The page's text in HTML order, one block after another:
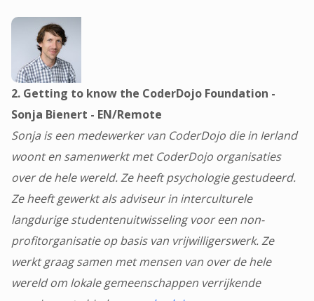
2. Getting to know the CoderDojo Foundation -
Sonja Bienert - EN/Remote
Sonja is een medewerker van CoderDojo die in Ierland
woont en samenwerkt met CoderDojo organisaties
over de hele wereld. Ze heeft psychologie gestudeerd.
Ze heeft gewerkt als adviseur in interculturele
langdurige studentenuitwisseling voor een non-
profitorganisatie op basis van vrijwilligerswerk. Ze
werkt graag samen met mensen van over de hele
wereld om lokale gemeenschappen verrijkende